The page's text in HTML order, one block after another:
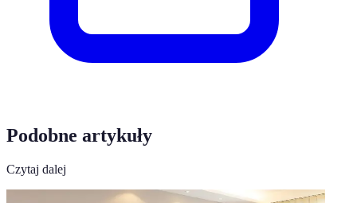
Podobne artykuły
Czytaj dalej